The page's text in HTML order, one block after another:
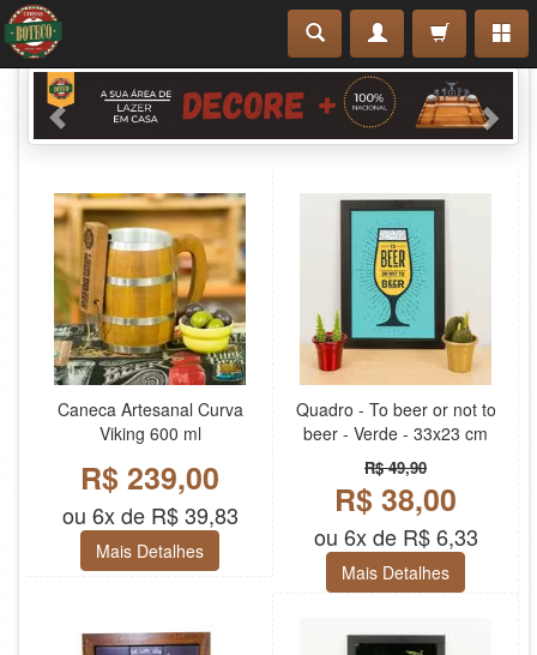
Caneca Artesanal Curva
Viking 600 ml
R$ 239,00
ou 6x de R$ 39,83
Mais Detalhes
Quadro - To beer or not to
beer - Verde - 33x23 cm
R$ 49,90
R$ 38,00
ou 6x de R$ 6,33
Mais Detalhes